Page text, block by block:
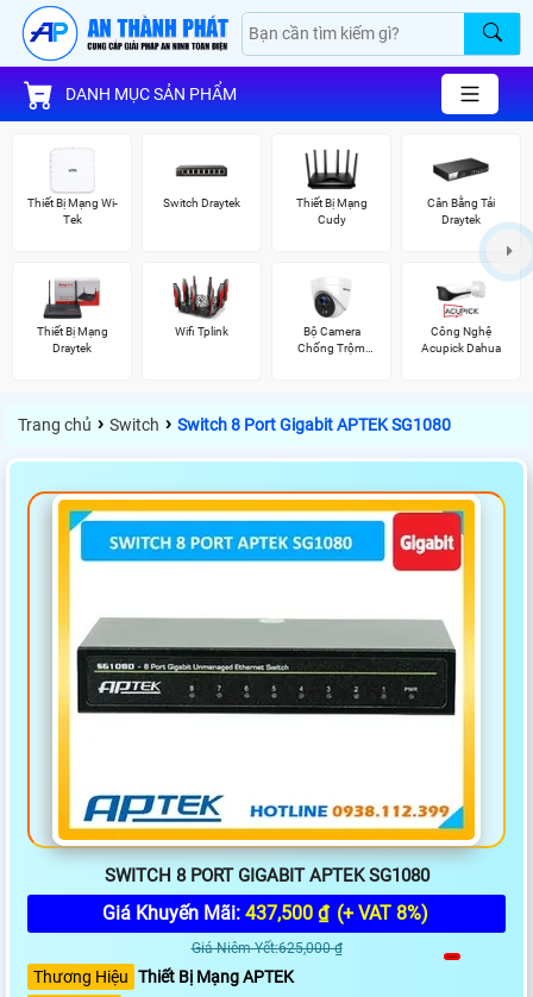
DANH MỤC SẢN PHẨM
Thiết Bị Mạng Wi-
Tek
Switch Draytek
Thiết Bị Mạng
Cudy
Cân Bằng Tải
Draytek
Thiết Bị Mạng
Draytek
Wifi Tplink
Bộ Camera
Chống Trộm
Công Nghệ
Acupick Dahua
Trang chủ › Switch › Switch 8 Port Gigabit APTEK SG1080
SWITCH 8 PORT GIGABIT APTEK SG1080
Giá Khuyến Mãi: 437,500 ₫ (+ VAT 8%)
Giá Niêm Yết:625,000 ₫
Thương Hiệu Thiết Bị Mạng APTEK